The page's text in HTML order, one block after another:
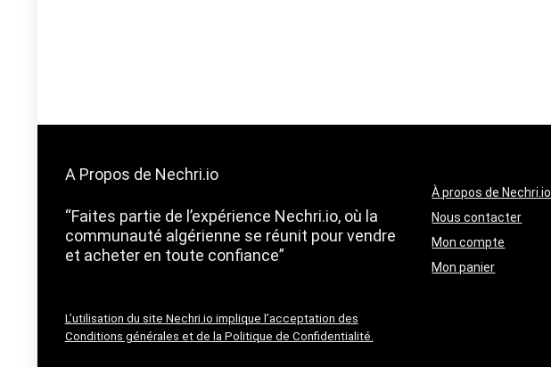
A Propos de Nechri.io
“Faites partie de l’expérience Nechri.io, où la
communauté algérienne se réunit pour vendre
et acheter en toute confiance”
L’utilisation du site Nechri.io implique l’acceptation des
Conditions générales et de la Politique de Confidentialité.
À propos de Nechri.io
Nous contacter
Mon compte
Mon panier